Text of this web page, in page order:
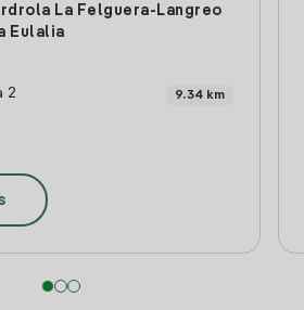
La Felguera-Langreo
Eulalia
2
9.34 km